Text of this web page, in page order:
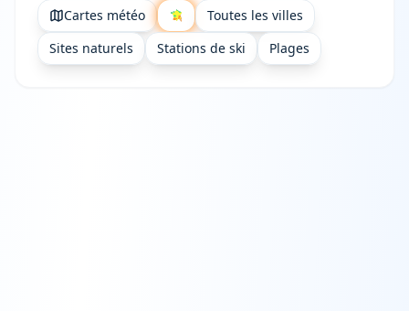
Cartes météo
Toutes les villes
Sites naturels
Stations de ski Plages